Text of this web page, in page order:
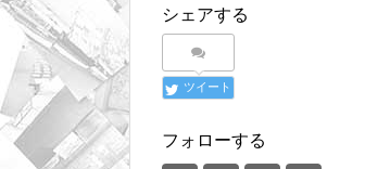
シェアする
ツイート
フォローする